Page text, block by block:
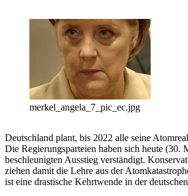
merkel_angela_7_pic_ec.jpg
Deutschland plant, bis 2022 alle seine
Die Regierungsparteien haben sich heute (30.
beschleunigten Ausstieg verständigt.
ziehen damit die Lehre aus der
ist eine drastische Kehrtwende in der